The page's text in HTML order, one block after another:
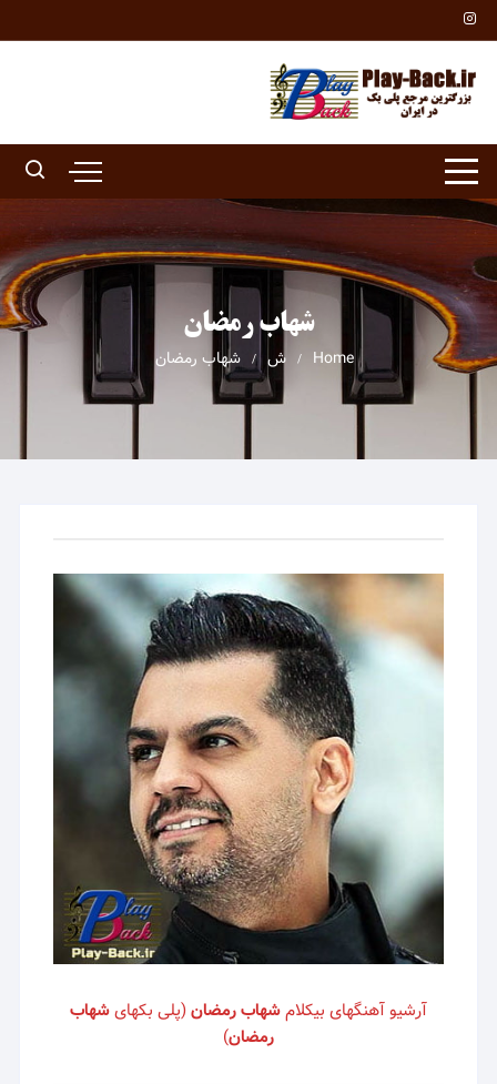
Skip
to
content
شهاب رمضان
Home ش شهاب رمضان
آرشیو آهنگهای بیکلامشهاب رمضان(پلی بکهایشهاب
رمضان)